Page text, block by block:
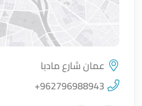
اضغط لتحميل الموقع
عمان شارع مادبا
+962796988943